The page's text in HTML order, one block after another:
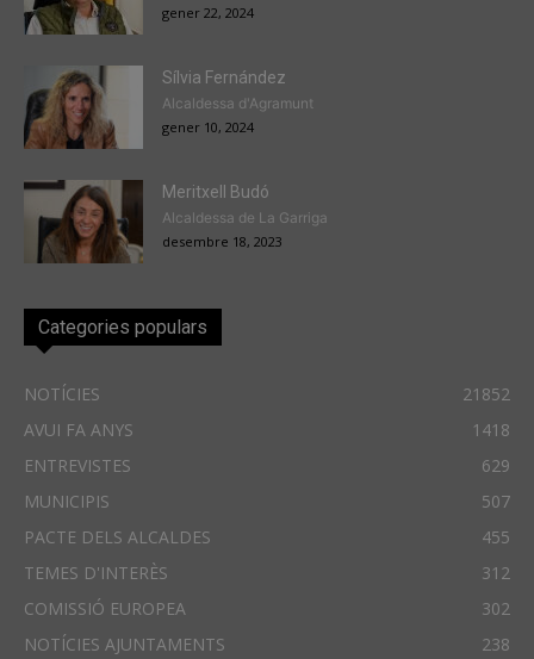
gener 22, 2024
Sílvia Fernández
Alcaldessa d'Agramunt
gener 10, 2024
Meritxell Budó
Alcaldessa de La Garriga
desembre 18, 2023
Categories populars
NOTÍCIES
21852
AVUI FA ANYS
1418
ENTREVISTES
629
MUNICIPIS
507
PACTE DELS ALCALDES
455
TEMES D'INTERÈS
312
COMISSIÓ EUROPEA
302
NOTÍCIES AJUNTAMENTS
238